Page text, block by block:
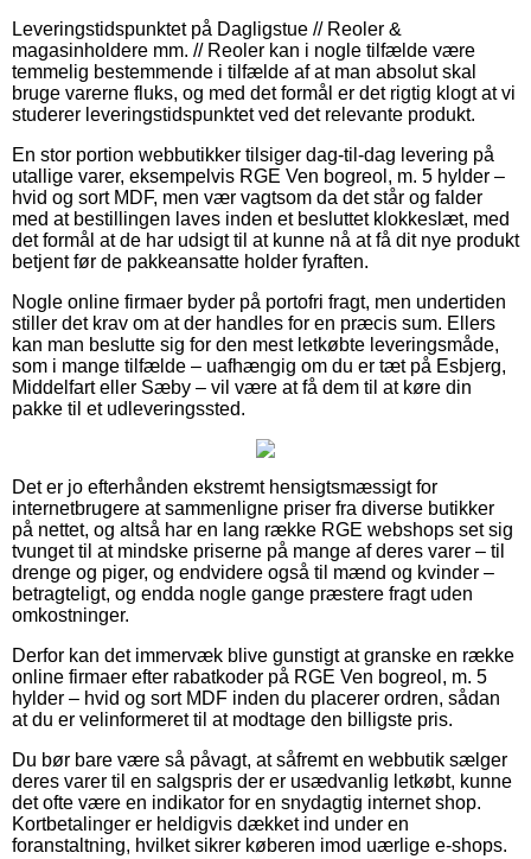
Leveringstidspunktet på Dagligstue // Reoler &
magasinholdere mm. // Reoler kan i nogle tilfælde være
temmelig bestemmende i tilfælde af at man absolut skal
bruge varerne fluks, og med det formål er det rigtig klogt at vi
studerer leveringstidspunktet ved det relevante produkt.
En stor portion webbutikker tilsiger dag-til-dag levering på
utallige varer, eksempelvis RGE Ven bogreol, m. 5 hylder –
hvid og sort MDF, men vær vagtsom da det står og falder
med at bestillingen laves inden et besluttet klokkeslæt, med
det formål at de har udsigt til at kunne nå at få dit nye produkt
betjent før de pakkeansatte holder fyraften.
Nogle online firmaer byder på portofri fragt, men undertiden
stiller det krav om at der handles for en præcis sum. Ellers
kan man beslutte sig for den mest letkøbte leveringsmåde,
som i mange tilfælde – uafhængig om du er tæt på Esbjerg,
Middelfart eller Sæby – vil være at få dem til at køre din
pakke til et udleveringssted.
Det er jo efterhånden ekstremt hensigtsmæssigt for
internetbrugere at sammenligne priser fra diverse butikker
på nettet, og altså har en lang række RGE webshops set sig
tvunget til at mindske priserne på mange af deres varer – til
drenge og piger, og endvidere også til mænd og kvinder –
betragteligt, og endda nogle gange præstere fragt uden
omkostninger.
Derfor kan det immervæk blive gunstigt at granske en række
online firmaer efter rabatkoder på RGE Ven bogreol, m. 5
hylder – hvid og sort MDF inden du placerer ordren, sådan
at du er velinformeret til at modtage den billigste pris.
Du bør bare være så påvagt, at såfremt en webbutik sælger
deres varer til en salgspris der er usædvanlig letkøbt, kunne
det ofte være en indikator for en snydagtig internet shop.
Kortbetalinger er heldigvis dækket ind under en
foranstaltning, hvilket sikrer køberen imod uærlige e-shops.